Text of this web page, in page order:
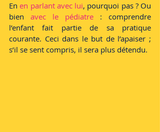
En en parlant avec lui, pourquoi pas ? Ou
bien avec le pédiatre : comprendre
l’enfant fait partie de sa pratique
courante. Ceci dans le but de l’apaiser ;
s’il se sent compris, il sera plus détendu.